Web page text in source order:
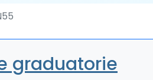
graduatorie